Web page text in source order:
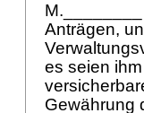
Anträgen,
es seien
Gewährung